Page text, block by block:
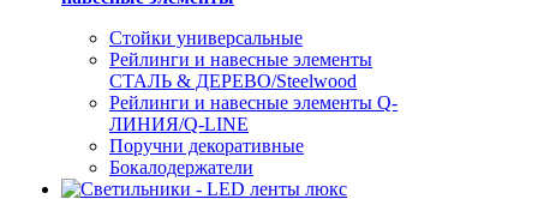
Стойки универсальные
Рейлинги и навесные элементы
СТАЛЬ & ДЕРЕВО/Steelwood
Рейлинги и навесные элементы Q-
ЛИНИЯ/Q-LINE
Поручни декоративные
Бокалодержатели